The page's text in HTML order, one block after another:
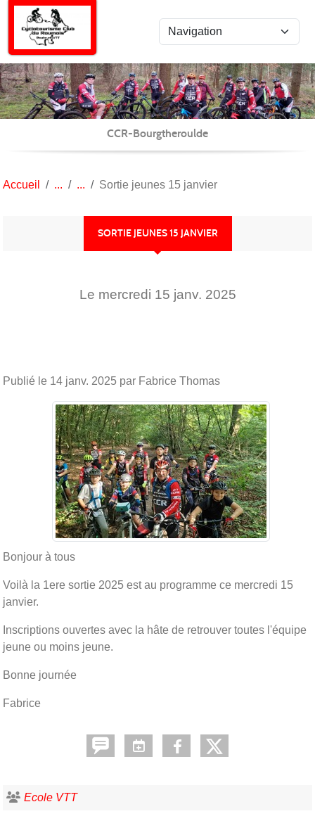
CCR-Bourgtheroulde
Accueil Sortie jeunes 15 janvier
SORTIE JEUNES 15 JANVIER
Le mercredi 15 janv. 2025
Publié le 14 janv. 2025 par Fabrice Thomas
Bonjour à tous
Voilà la 1ere sortie 2025 est au programme ce mercredi 15
janvier.
Inscriptions ouvertes avec la hâte de retrouver toutes l'équipe
jeune ou moins jeune.
Bonne journée
Fabrice
Ecole VTT
Panneau de gestion des cookies